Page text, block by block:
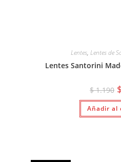
Lentes, Lentes de
Lentes Santorini
$1.190 El
$
Añadir al